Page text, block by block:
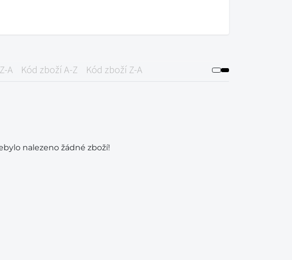
A Kód zboží A-Z Kód zboží Z-A
nalezeno žádné zboží!